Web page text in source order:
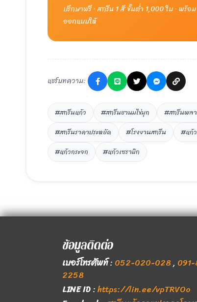
ปรึกษาฟรี · สกรีน 1 สี ขั้นต่ำ 1,000 ใบ · พร้อม
ออกแบบให้
แชร์บทความ:
#สกรีนแก้ว #สกรีนชานมไข่มุก #สกรีนพล
#สกรีนราคาประหยัด
#โรงงานสกรีน #แก้
#แก้วกระจก
#แก้วเซรามิก
ข้อมูลติดต่อ
เบอร์โทรศัพท์: 052-020-028,
2258
LINE ID:https://lin.ee/vpTRVOo